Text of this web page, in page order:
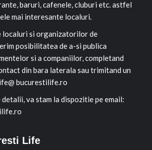
baruri, cafenele, cluburi etc. astfel
mai interesante localuri.
si organizatorilor de
posibilitatea de a-si publica
si a companiilor, completand
din bara laterala sau trimitand un
bucurestilife.ro
va stam la dispozitie pe email:
Life